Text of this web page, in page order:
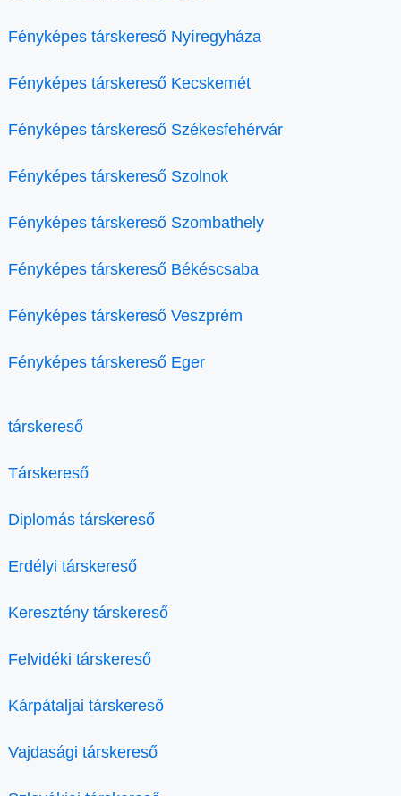
Fényképes társkereső Nyíregyháza
Fényképes társkereső Kecskemét
Fényképes társkereső Székesfehérvár
Fényképes társkereső Szolnok
Fényképes társkereső Szombathely
Fényképes társkereső Békéscsaba
Fényképes társkereső Veszprém
Fényképes társkereső Eger
társkereső
Társkereső
Diplomás társkereső
Erdélyi társkereső
Keresztény társkereső
Felvidéki társkereső
Kárpátaljai társkereső
Vajdasági társkereső